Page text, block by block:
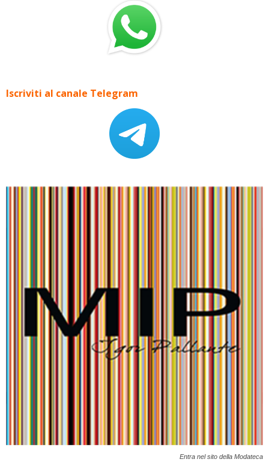
Iscriviti al canale Telegram
Entra nel sito della Modateca